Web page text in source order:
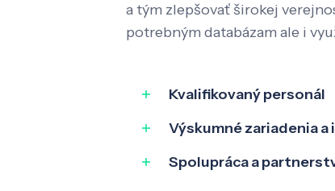
a tým zlepšovať širokej
potrebným databázam ale i
Kvalifikovaný personál
Výskumné zariadenia
Spolupráca a